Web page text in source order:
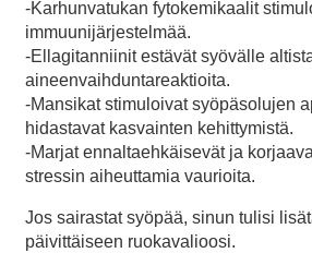
-Karhunvatukan fytokemikaalit
immuunijärjestelmää.
-Ellagitanniinit estävät syövälle
aineenvaihduntareaktioita.
-Mansikat stimuloivat syöpäsolujen
hidastavat kasvainten kehittymistä.
-Marjat ennaltaehkäisevät ja
stressin aiheuttamia vaurioita.
Jos sairastat syöpää, sinun tulisi
päivittäiseen ruokavalioosi.